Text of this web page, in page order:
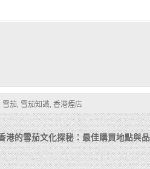
雪茄 雪茄知識 ,香港煙店
港的雪茄文化探秘：最佳購買地點與